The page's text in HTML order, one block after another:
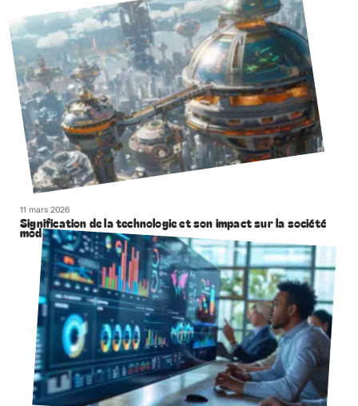
11 mars 2026
Signification de la technologie et son impact sur la société
moderne